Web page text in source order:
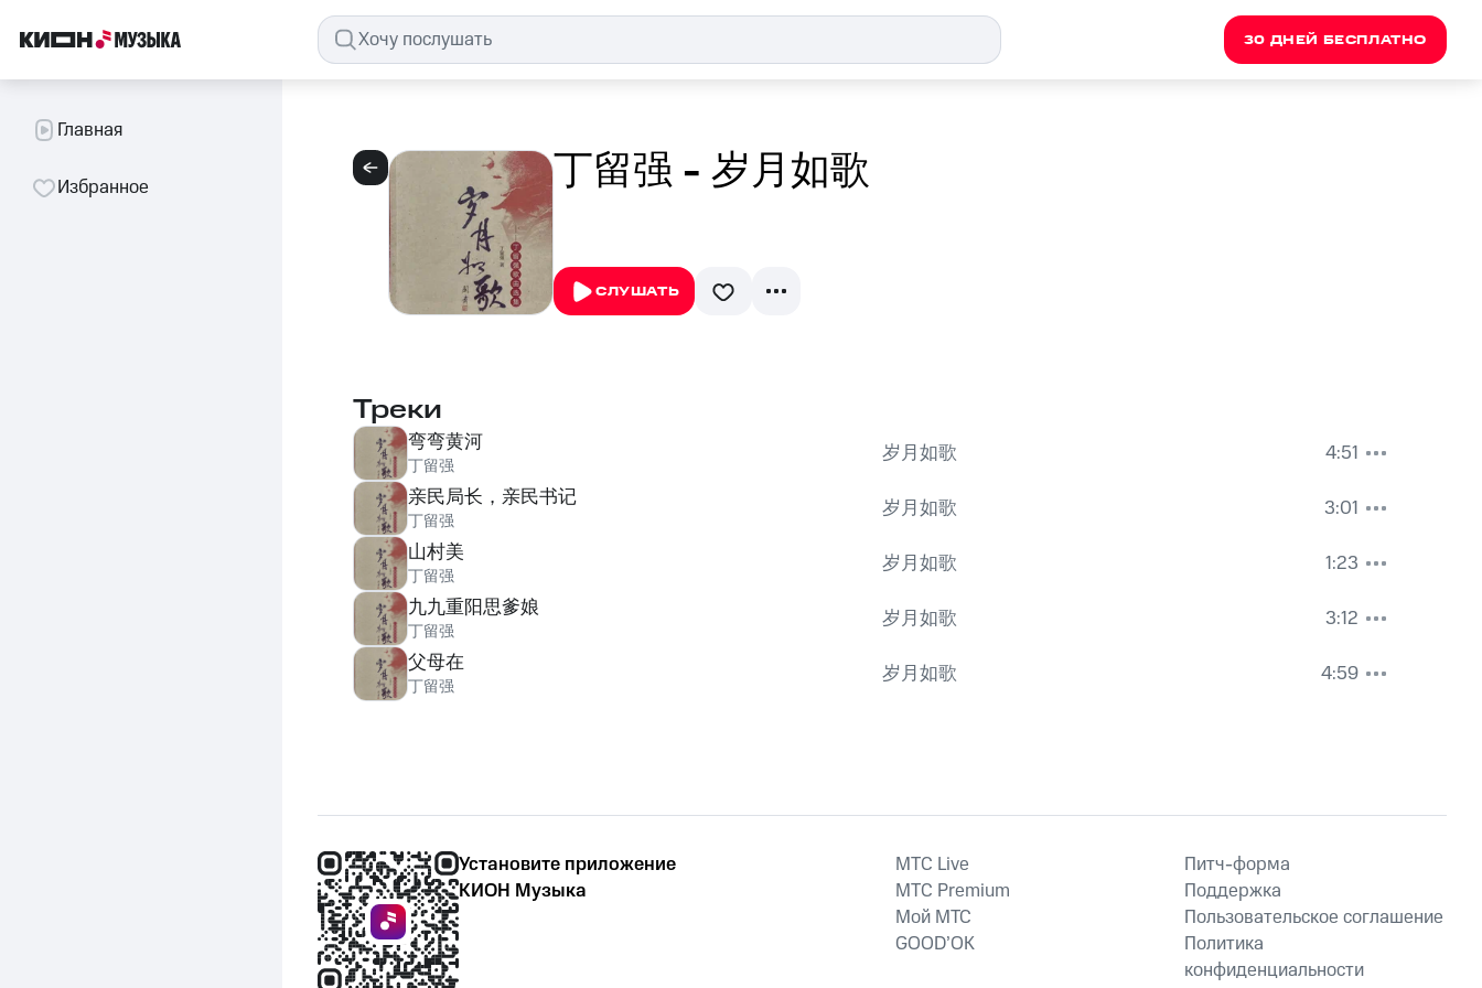
30 ДНЕЙ БЕСПЛАТНО
Главная
Избранное 丁留强 - 岁月如歌
СЛУШАТЬ
Треки
弯弯黄河
丁留强 岁月如歌
4:51
亲民局长，亲民书记
丁留强 岁月如歌
3:01
山村美
丁留强 岁月如歌
1:23
九九重阳思爹娘
丁留强 岁月如歌
3:12
父母在
丁留强 岁月如歌 4:59
Установите приложение
КИОН Музыка
MTС Live
MTС Premium
Мой МТС
GOOD’OK
Питч-форма
Поддержка
Пользовательское соглашение
Политика
конфиденциальности